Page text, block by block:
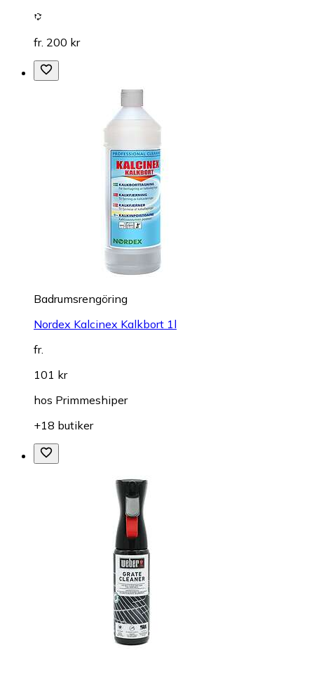
fr. 200 kr
Badrumsrengöring
Nordex Kalcinex Kalkbort 1l
fr.
101 kr
hos Primmeshiper
+18 butiker